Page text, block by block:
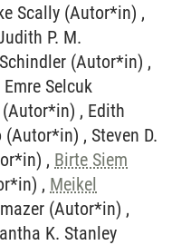
Scally (Autor*in) ,
P. M.
(Autor*in) ,
Selcuk
, Edith
, Steven D.
, Birte Siem
, Meikel
Ulrich S. Tran (Autor*in) , David F. Urschler (Autor*in) , Daniel R. VanHorn (Autor*in) , Daniel Västfjäll (Autor*in) , Bruno Verschuere (Autor*in) , Amelie Verschueren (Autor*in) , Anna Laura Vlad (Autor*in) , Martin Voracek (Autor*in) , Xiaotian Wang (Autor*in) , Deming Wang (Autor*in) , Lara Warmelink (Autor*in) , Adam Kah Jjin Wee (Autor*in) , Aaron Lee Wichman (Autor*in) , Sera Wiechert (Autor*in) , Karl-Andrew Woltin (Autor*in) , Hoo Keat Wong (Autor*in) , Jiawen Xu (Autor*in) , Zai-Fu Yao (Autor*in) ,